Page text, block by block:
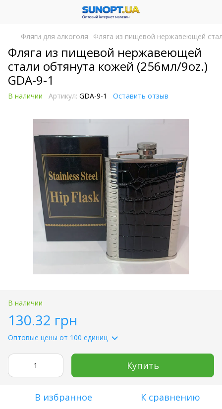
Фляги для алкоголя Фляга из пищевой нержавеющей
Фляга из пищевой нержавеющей
стали обтянута кожей (256мл/9oz.)
GDA-9-1
В наличии Артикул: GDA-9-1 Оставить отзыв
В наличии
130.32 грн
Оптовые цены от 100 единиц
Купить
В избранное К сравнению